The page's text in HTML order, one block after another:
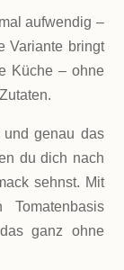
aufwendig –
Variante bringt
Küche – ohne
und genau das
du dich nach
sehnst. Mit
ganz ohne